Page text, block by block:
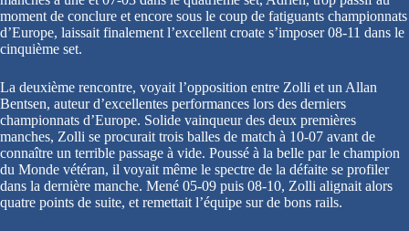
moment de conclure et encore sous le coup de fatiguants championnats
d’Europe, laissait finalement l’excellent croate s’imposer 08-11 dans le
cinquième set.
La deuxième rencontre, voyait l’opposition entre Zolli et un Allan
Bentsen, auteur d’excellentes performances lors des derniers
championnats d’Europe. Solide vainqueur des deux premières
manches, Zolli se procurait trois balles de match à 10-07 avant de
connaître un terrible passage à vide. Poussé à la belle par le champion
du Monde vétéran, il voyait même le spectre de la défaite se profiler
dans la dernière manche. Mené 05-09 puis 08-10, Zolli alignait alors
quatre points de suite, et remettait l’équipe sur de bons rails.